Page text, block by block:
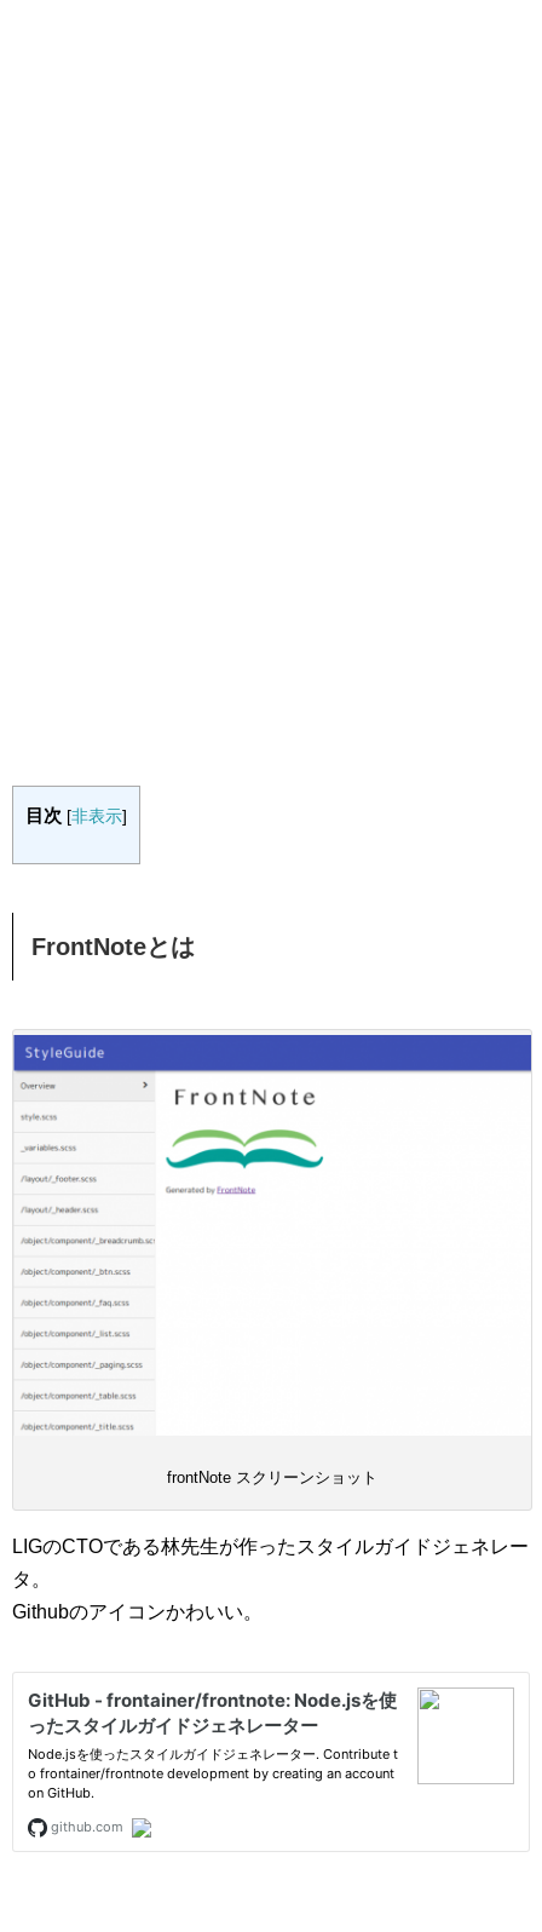
目次 [非表示]
FrontNoteとは
frontNote スクリーンショット
LIGのCTOである林先生が作ったスタイルガイドジェネレー
タ。
Githubのアイコンかわいい。